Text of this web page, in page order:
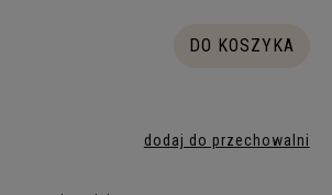
DO KOSZYKA
dodaj do przechowalni